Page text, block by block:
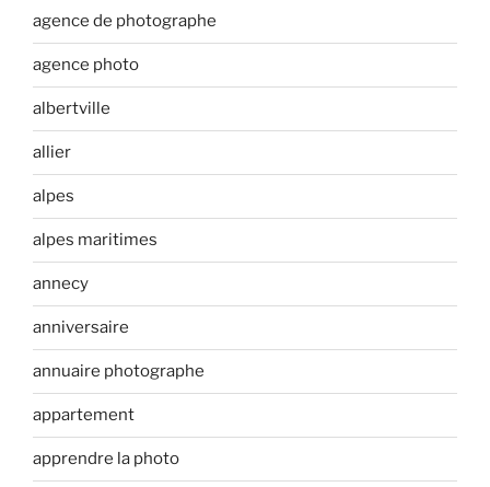
agence de photographe
agence photo
albertville
allier
alpes
alpes maritimes
annecy
anniversaire
annuaire photographe
appartement
apprendre la photo